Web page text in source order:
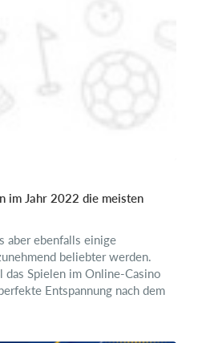
im Jahr 2022 die meisten
aber ebenfalls einige
beliebter werden.
das Spielen im Online-Casino
Entspannung nach dem